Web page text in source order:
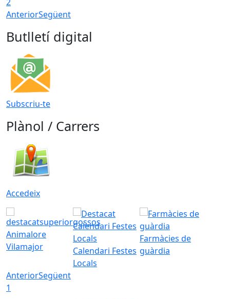
AnteriorSegüent
Butlletí digital
Subscriu-te
Plànol / Carrers
Accedeix
Animalore
Vilamajor
Calendari Festes
Locals
Farmàcies de
guàrdia
AnteriorSegüent
1